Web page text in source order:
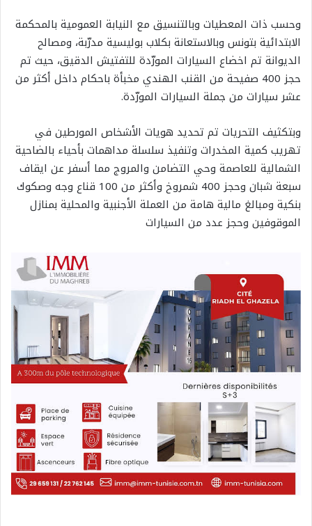
وحسب ذات المعطيات وبالتنسيق مع النيابة العمومية بالمحكمة
الابتدائية بتونس وبالاستعانة بكلاب بوليسية مدرّبة، ومصالح
الديوانة تم اخضاع السيارات المورّدة للتفتيش الدقيق، حيث تم
حجز 400 صفيحة من القنب الهندي مخبأة باحكام داخل أكثر من
عشر سيارات من جملة السيارات المورّدة.
وبتكثيف التحريات تم تحديد هويات الأشخاص المورطين في
تهريب كمية المخدرات وتنفيذ سلسلة مداهمات بأحياء بالضاحية
الشمالية للعاصمة وحي التضامن والمروج مما أسفر عن ايقاف
سبعة شبان وحجز 400 شمروخ وأكثر من 100 قناع وجه وصكوك
بنكية ومبالغ مالية هامة من العملة الأجنبية والمحلية بمنازل
الموقوفين وحجز عدد من السيارات